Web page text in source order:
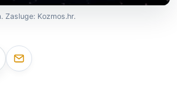
Zasluge: Kozmos.hr.